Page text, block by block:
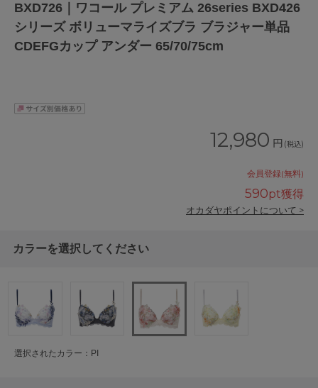
BXD726｜ワコール プレミアム 26series BXD426
シリーズ ボリューマライズブラ ブラジャー単品
CDEFGカップ アンダー 65/70/75cm
12,980 円 (税込)
会員登録(無料)
590pt獲得
オカダヤポイントについて >
カラーを選択してください
選択されたカラー：PI